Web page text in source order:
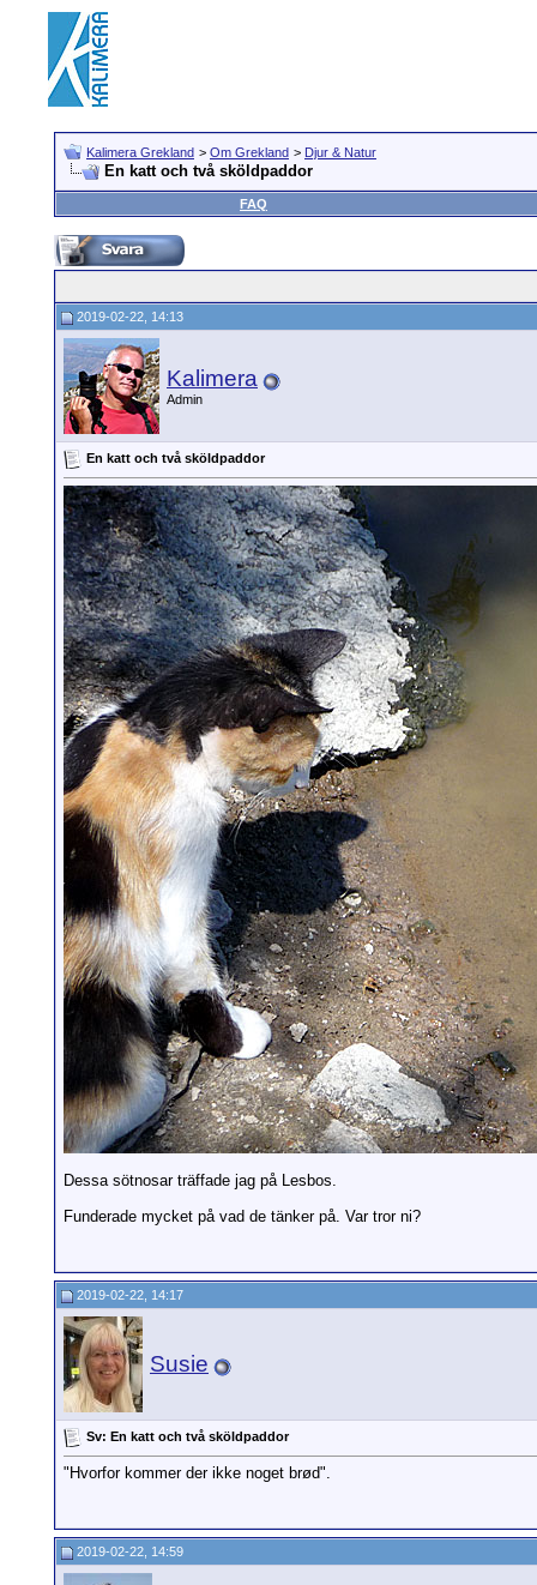
Kalimera Grekland > Om Grekland > Djur & Natur
En katt och två sköldpaddor
FAQ
2019-02-22, 14:13
Kalimera
Admin
En katt och två sköldpaddor
Dessa sötnosar träffade jag på Lesbos.
Funderade mycket på vad de tänker på. Var tror ni?
2019-02-22, 14:17
Susie
Sv: En katt och två sköldpaddor
"Hvorfor kommer der ikke noget brød".
2019-02-22, 14:59